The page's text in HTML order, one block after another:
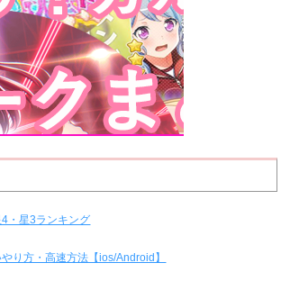
・星3ランキング
り方・高速方法【ios/Android】